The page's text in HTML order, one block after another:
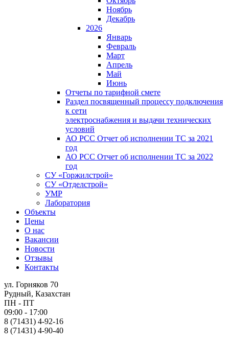
Ноябрь
Декабрь
2026
Январь
Февраль
Март
Апрель
Май
Июнь
Отчеты по тарифной смете
Раздел посвященный процессу подключения
к сети
электроснабжения и выдачи технических
условий
АО РСС Отчет об исполнении ТС за 2021
год
АО РСС Отчет об исполнении ТС за 2022
год
СУ «Горжилстрой»
СУ «Отделстрой»
УМР
Лаборатория
Объекты
Цены
О нас
Вакансии
Новости
Отзывы
Контакты
ул. Горняков 70
Рудный, Казахстан
ПН - ПТ
09:00 - 17:00
8 (71431) 4-92-16
8 (71431) 4-90-40